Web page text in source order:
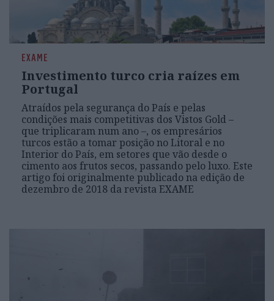
EXAME
Investimento turco cria raízes em
Portugal
Atraídos pela segurança do País e pelas
condições mais competitivas dos Vistos Gold –
que triplicaram num ano –, os empresários
turcos estão a tomar posição no Litoral e no
Interior do País, em setores que vão desde o
cimento aos frutos secos, passando pelo luxo. Este
artigo foi originalmente publicado na edição de
dezembro de 2018 da revista EXAME